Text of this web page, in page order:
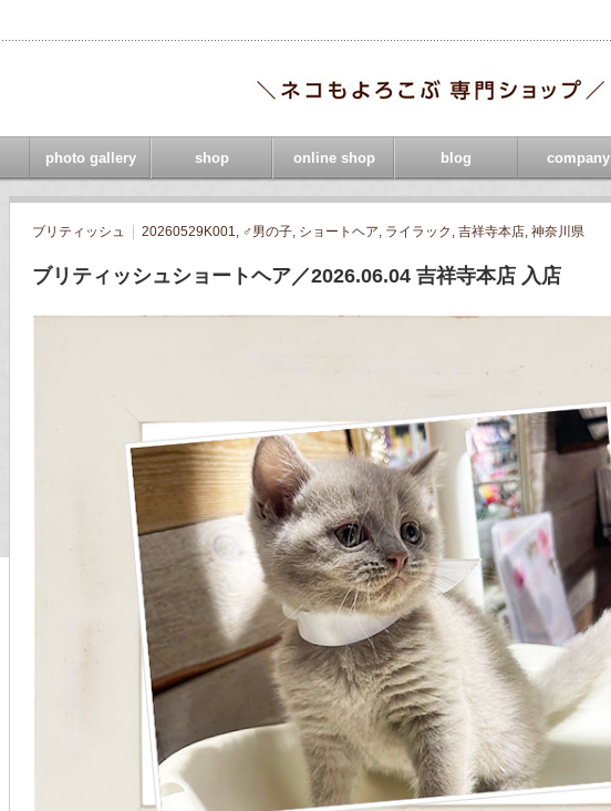
photo gallery shop online shop blog company
ブリティッシュ 20260529K001, ♂男の子, ショートヘア, ライラック , 吉祥寺本店, 神奈川県
ブリティッシュショートヘア／2026.06.04 吉祥寺本店 入店